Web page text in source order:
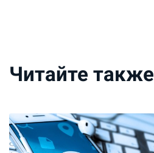
Читайте также